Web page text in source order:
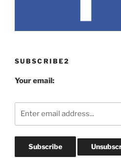
SUBSCRIBE2
Your email: